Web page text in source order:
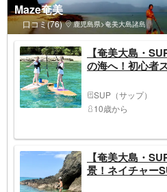
Maze奄美
口コミ(76) 鹿児島県>奄美大島諸島
【奄美大島・
の海へ！初心者
SUP（サップ）
10歳から
【奄美大島・
景！ネイチャー